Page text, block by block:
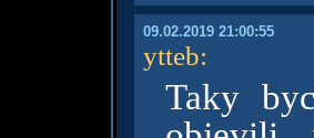
09.02.2019 21:00:55
ytteb:
Taky